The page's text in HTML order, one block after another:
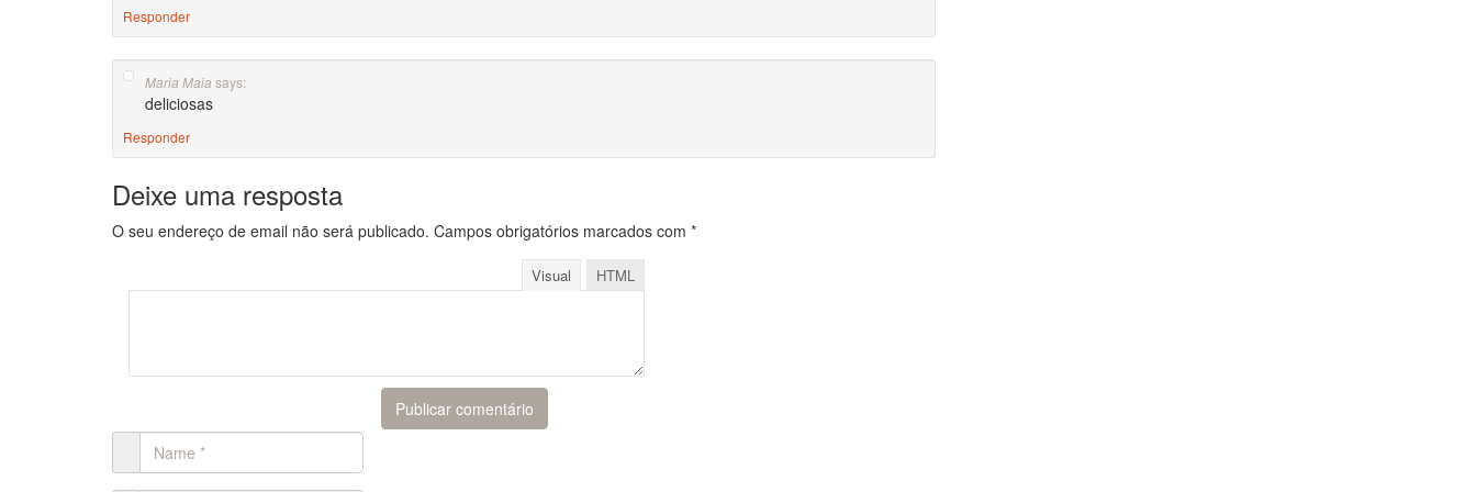
Responder
Maria Maia says:
deliciosas
Responder
Deixe uma resposta
O seu endereço de email não será publicado. Campos obrigatórios marcados com *
Visual HTML